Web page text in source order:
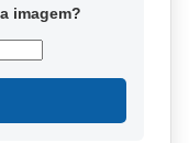
imagem?